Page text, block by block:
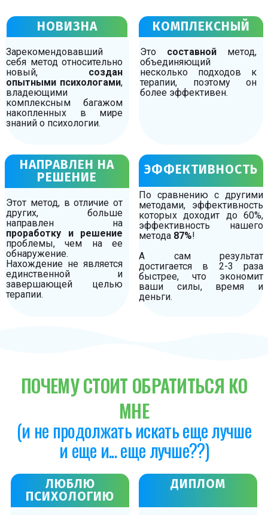
НОВИЗНА
Зарекомендовавший
себя метод относительно
новый, создан
опытными психологами,
владеющими
комплексным багажом
накопленных в мире
знаний о психологии.
КОМПЛЕКСНЫЙ
Это составной метод,
объединяющий
несколько подходов к
терапии, поэтому он
более эффективен.
НАПРАВЛЕН НА
РЕШЕНИЕ
Этот метод, в отличие от
других, больше
направлен на
проработку и решение
проблемы, чем на ее
обнаружение.
Нахождение не является
единственной и
завершающей целью
терапии.
ЭФФЕКТИВНОСТЬ
По сравнению с другими
методами, эффективность
которых доходит до 60%,
эффективность нашего
метода 87%!
А сам результат
достигается в 2-3 раза
быстрее, что экономит
ваши силы, время и
деньги.
ПОЧЕМУ СТОИТ ОБРАТИТЬСЯ КО
МНЕ
(и не продолжать искать еще лучше
и еще и... еще лучше??)
ЛЮБЛЮ
ПСИХОЛОГИЮ
ДИПЛОМ